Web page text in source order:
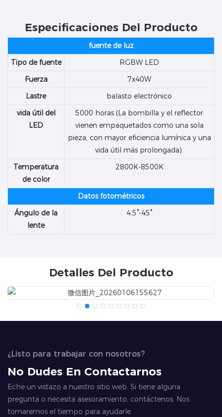
Especificaciones Del Producto
fuente de luz
Tipo de fuente
RGBW LED
Fuerza
7x40W
Lastre
balasto electrónico
vida útil del
LED
5000 horas (La bombilla y el reflector
vienen empaquetados como una sola
pieza, con mayor eficiencia lumínica y una
vida útil más prolongada).
Temperatura
de color
2800K-8500K
Datos fotométricos
Ángulo de la
lente
4.5°-45°
Detalles Del Producto
¿Listo para trabajar con nosotros?
No Dudes En Contactarnos
Eche un vistazo a nuestro sitio web. Si tiene alguna
pregunta o necesita asesoramiento, contáctenos. Nos
tomaremos el tiempo para ayudarle.